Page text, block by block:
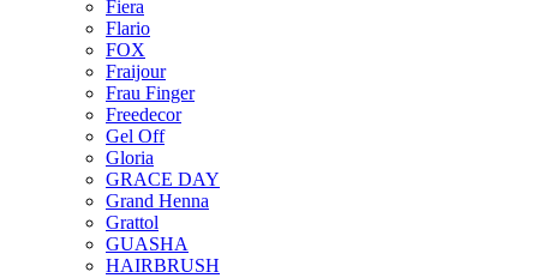
Fiera
Flario
FOX
Fraijour
Frau Finger
Freedecor
Gel Off
Gloria
GRACE DAY
Grand Henna
Grattol
GUASHA
HAIRBRUSH